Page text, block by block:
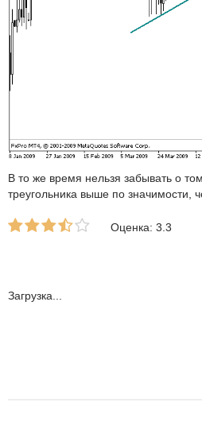
В то же время нельзя забывать о
треугольника выше по значимости,
Оценка: 3.3
Загрузка...